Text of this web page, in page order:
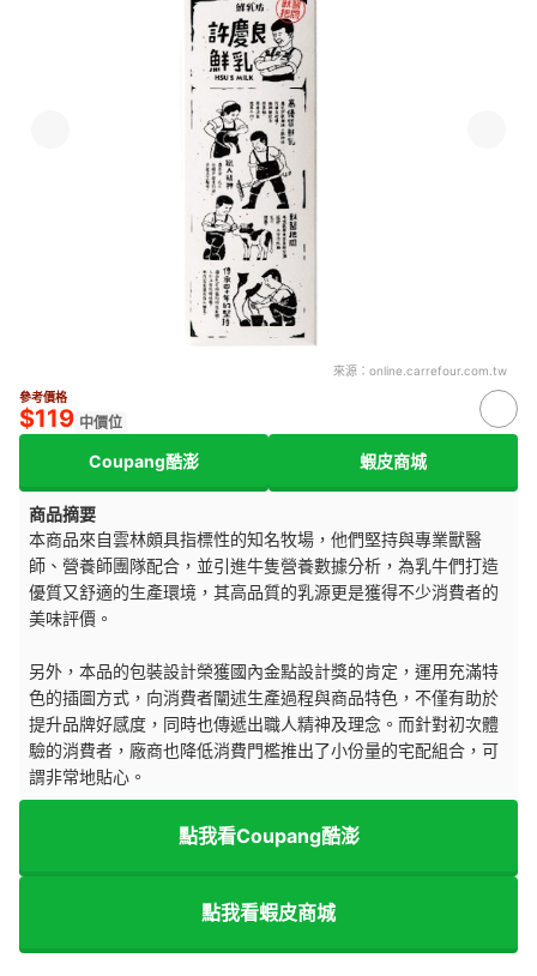
來源： online.carrefour.com.tw
參考價格
$119 中價位
Coupang酷澎 蝦皮商城
商品摘要
本商品來自雲林頗具指標性的知名牧場，他們堅持與專業獸醫
師、營養師團隊配合，並引進牛隻營養數據分析，為乳牛們打造
優質又舒適的生產環境，其高品質的乳源更是獲得不少消費者的
美味評價。
另外，本品的包裝設計榮獲國內金點設計獎的肯定，運用充滿特
色的插圖方式，向消費者闡述生產過程與商品特色，不僅有助於
提升品牌好感度，同時也傳遞出職人精神及理念。而針對初次體
驗的消費者，廠商也降低消費門檻推出了小份量的宅配組合，可
謂非常地貼心。
點我看Coupang酷澎
點我看蝦皮商城